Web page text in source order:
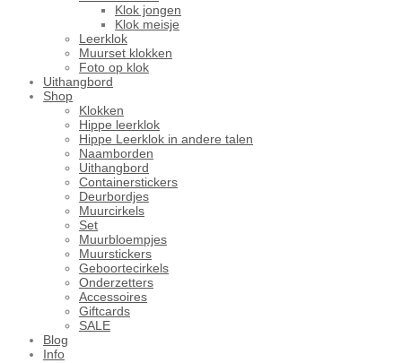
Klok jongen
Klok meisje
Leerklok
Muurset klokken
Foto op klok
Uithangbord
Shop
Klokken
Hippe leerklok
Hippe Leerklok in andere talen
Naamborden
Uithangbord
Containerstickers
Deurbordjes
Muurcirkels
Set
Muurbloempjes
Muurstickers
Geboortecirkels
Onderzetters
Accessoires
Giftcards
SALE
Blog
Info